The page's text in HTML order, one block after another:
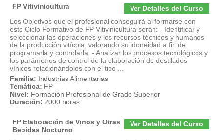
Ver Detalles del Curso
FP Vitivinicultura
Los Objetivos que el profesional conseguirá al formarse con
este Ciclo Formativo de FP Vitivinicultura serán: - Identificar y
seleccionar las operaciones y los recursos técnicos y humanos
de la producción vitícola, valorando su idoneidad a fin de
programarla y controlarla. - Analizar los procesos tecnológicos y
los parámetros de control de la elaboración de destilados
vínicos relacionándolos con el tipo ...
Familia: Industrias Alimentarias
Temática: FP
Nivel: Formación Profesional de Grado Superior
Duración: 2000 horas
Ver Detalles del Curso
FP Elaboración de Vinos y Otras
Bebidas Nocturno